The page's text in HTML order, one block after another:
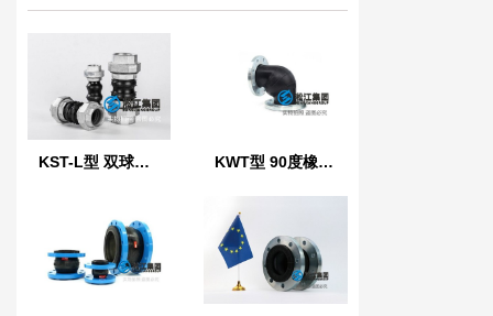
KST-L型 双球体螺纹橡胶接头 KWT型 90度橡胶管接头